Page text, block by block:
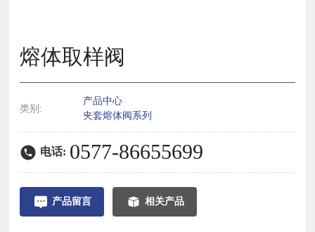
熔体取样阀
类别:
产品中心
夹套熔体阀系列
电话: 0577-86655699
产品留言 相关产品